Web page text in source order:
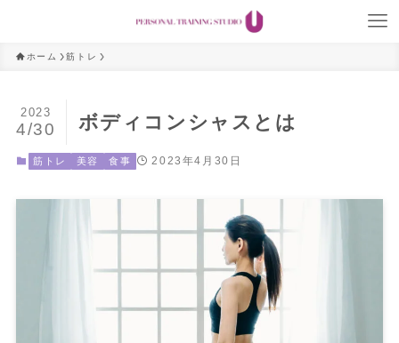
ホーム 筋トレ
ボディコンシャスとは
2023
4/30
筋トレ 美容 食事 2023年4月30日